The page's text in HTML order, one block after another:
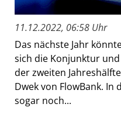
11.12.2022, 06:58 Uhr
Das nächste Jahr
sich die Konjunktur
der zweiten
Dwek von FlowBank. In
sogar noch...